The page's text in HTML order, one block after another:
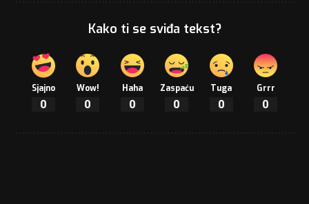
Kako ti se sviđa tekst?
Sjajno
0
Wow!
0
Haha
0
Zaspaću
0
Tuga
0
Grrr
0